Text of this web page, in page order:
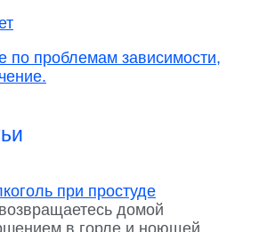
по проблемам зависимости,
при простуде
домой
в горле и ноющей